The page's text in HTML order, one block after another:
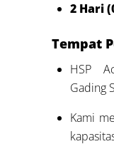
2 Hari
Tempat
HSP
Gading
Kami